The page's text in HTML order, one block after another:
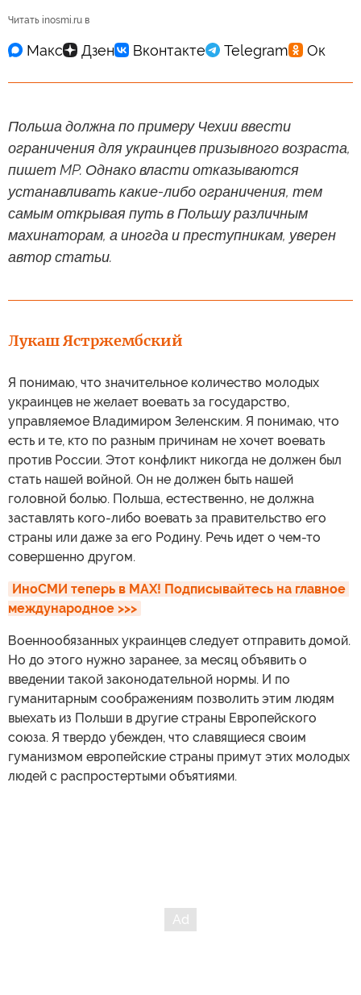
Читать inosmi.ru в
Польша должна по примеру Чехии ввести
ограничения для украинцев призывного возраста,
пишет MP. Однако власти отказываются
устанавливать какие-либо ограничения, тем
самым открывая путь в Польшу различным
махинаторам, а иногда и преступникам, уверен
автор статьи.
Лукаш Ястржембский
Я понимаю, что значительное количество молодых
украинцев не желает воевать за государство,
управляемое Владимиром Зеленским. Я понимаю, что
есть и те, кто по разным причинам не хочет воевать
против России. Этот конфликт никогда не должен был
стать нашей войной. Он не должен быть нашей
головной болью. Польша, естественно, не должна
заставлять кого-либо воевать за правительство его
страны или даже за его Родину. Речь идет о чем-то
совершенно другом.
ИноСМИ теперь в MAX! Подписывайтесь на главное
международное >>>
Военнообязанных украинцев следует отправить домой.
Но до этого нужно заранее, за месяц объявить о
введении такой законодательной нормы. И по
гуманитарным соображениям позволить этим людям
выехать из Польши в другие страны Европейского
союза. Я твердо убежден, что славящиеся своим
гуманизмом европейские страны примут этих молодых
людей с распростертыми объятиями.